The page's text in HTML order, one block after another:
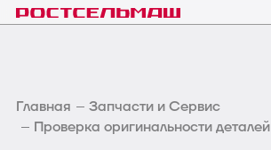
Главная
Запчасти и Сервис
Проверка оригинальности деталей